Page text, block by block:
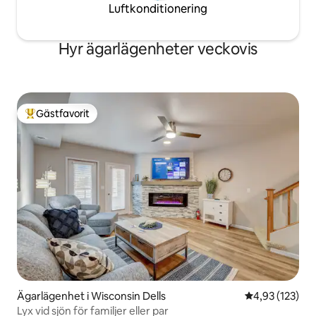
Luftkonditionering
Hyr ägarlägenheter veckovis
Populär gästfavorit
Gästfavorit
Ägarlägenhet i Wisconsin Dells 4,93 av 5 i
4,93 (123)
Lyx vid sjön för familjer eller par